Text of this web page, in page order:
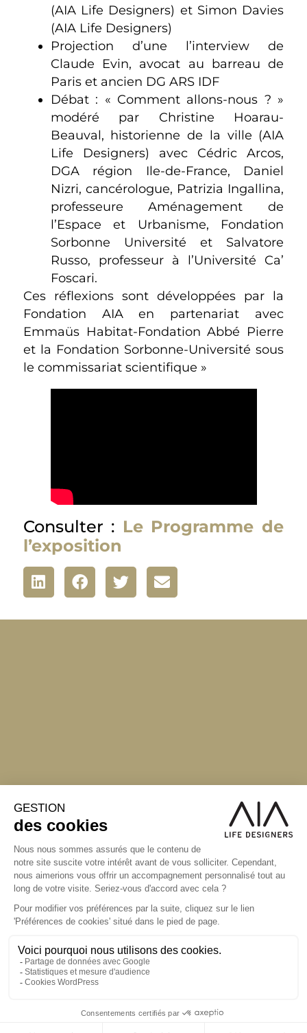
(AIA Life Designers) et Simon Davies
(AIA Life Designers)
Projection d’une l’interview de
Claude Evin, avocat au barreau de
Paris et ancien DG ARS IDF
Débat : « Comment allons-nous ? »
modéré par Christine Hoarau-
Beauval, historienne de la ville (AIA
Life Designers) avec Cédric Arcos,
DGA région Ile-de-France, Daniel
Nizri, cancérologue, Patrizia Ingallina,
professeure Aménagement de
l’Espace et Urbanisme, Fondation
Sorbonne Université et Salvatore
Russo, professeur à l’Université Ca’
Foscari.
Ces réflexions sont développées par la
Fondation AIA en partenariat avec
Emmaüs Habitat-Fondation Abbé Pierre
et la Fondation Sorbonne-Université sous
le commissariat scientifique »
Consulter : Le Programme de
l’exposition